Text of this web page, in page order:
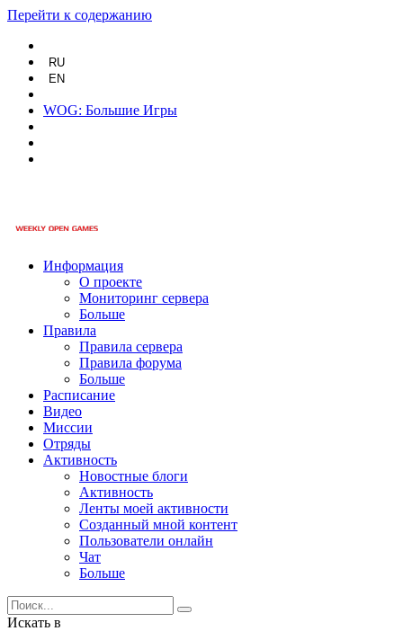
Перейти к содержанию
RU
EN
WOG: Большие Игры
Информация
О проекте
Мониторинг сервера
Больше
Правила
Правила сервера
Правила форума
Больше
Расписание
Видео
Миссии
Отряды
Активность
Новостные блоги
Активность
Ленты моей активности
Созданный мной контент
Пользователи онлайн
Чат
Больше
Искать в